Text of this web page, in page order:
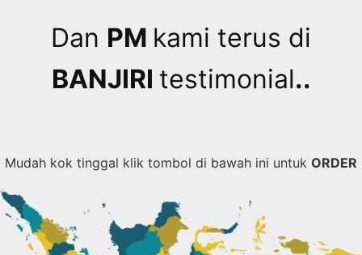
Dan PM kami terus di
BANJIRI testimonial..
Mudah kok tinggal klik tombol di bawah ini untuk ORDER